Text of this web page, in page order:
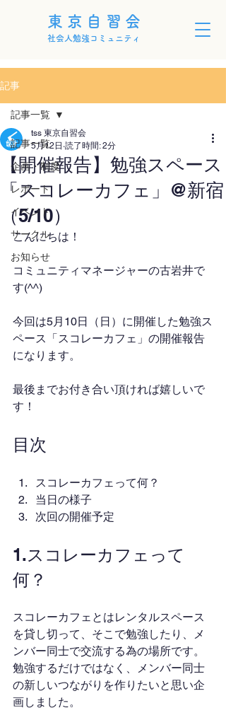
東京自習会
社会人勉強コミュニティ
記事
記事一覧
企画・制度
レポート
イベント
サークル
お知らせ
記事一覧
【開催報告】勉強スペース
「スコレーカフェ」@新宿
（5/10）
tss 東京自習会
5月12日 読了時間: 2分
こんにちは！
コミュニティマネージャーの古岩井で
す(^^)
今回は5月10日（日）に開催した勉強ス
ペース「スコレーカフェ」の開催報告
になります。
最後までお付き合い頂ければ嬉しいで
す！
目次
スコレーカフェって何？
当日の様子
次回の開催予定
1.スコレーカフェって
何？
スコレーカフェとはレンタルスペース
を貸し切って、そこで勉強したり、メ
ンバー同士で交流する為の場所です。
勉強するだけではなく、メンバー同士
の新しいつながりを作りたいと思い企
画しました。